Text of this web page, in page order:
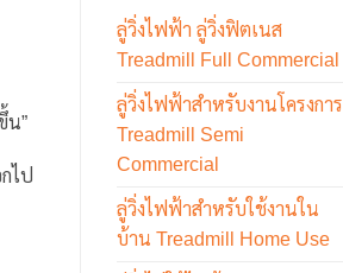
น”
ไป
ลู่วิ่งไฟฟ้า ลู่วิ่งฟิตเนส
Treadmill Full Commercial
ลู่วิ่งไฟฟ้าสำหรับงานโครงการ
Treadmill Semi
Commercial
ลู่วิ่งไฟฟ้าสำหรับใช้งานใน
บ้าน Treadmill Home Use